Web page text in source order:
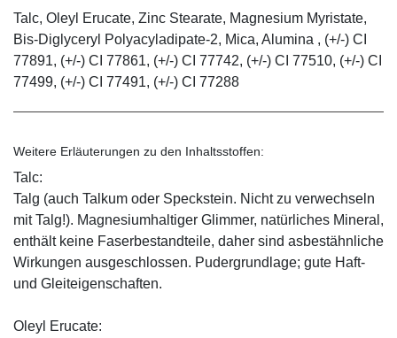
Talc, Oleyl Erucate, Zinc Stearate, Magnesium Myristate,
Bis-Diglyceryl Polyacyladipate-2, Mica, Alumina , (+/-) CI
77891, (+/-) CI 77861, (+/-) CI 77742, (+/-) CI 77510, (+/-) CI
77499, (+/-) CI 77491, (+/-) CI 77288
Weitere Erläuterungen zu den Inhaltsstoffen:
Talc:
Talg (auch Talkum oder Speckstein. Nicht zu verwechseln
mit Talg!). Magnesiumhaltiger Glimmer, natürliches Mineral,
enthält keine Faserbestandteile, daher sind asbestähnliche
Wirkungen ausgeschlossen. Pudergrundlage; gute Haft-
und Gleiteigenschaften.
Oleyl Erucate: